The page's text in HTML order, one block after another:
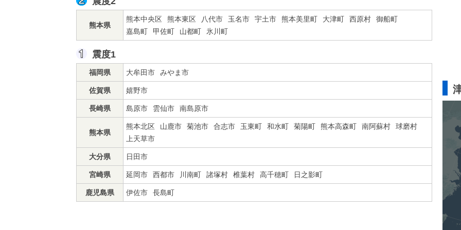
熊本県
熊本中央区 熊本東区 八代市 玉名市 宇土市 熊本美里町 大津町 西原村
御船町
嘉島町
甲佐町 山都町 氷川町
震度1
福岡県 大牟田市 みやま市
佐賀県 嬉野市
長崎県 島原市 雲仙市 南島原市
熊本県
熊本北区 山鹿市 菊池市 合志市 玉東町 和水町 菊陽町 熊本高森町 南阿蘇村
球磨村
上天草市
大分県 日田市
宮崎県 延岡市 西都市 川南町 諸塚村 椎葉村 高千穂町 日之影町
鹿児島県 伊佐市 長島町